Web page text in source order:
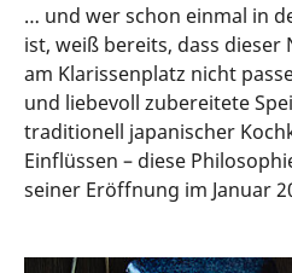
… und wer schon einmal in
ist, weiß bereits, dass
am Klarissenplatz nicht
und liebevoll zubereitete
traditionell japanischer
Einflüssen – diese
seiner Eröffnung im Januar